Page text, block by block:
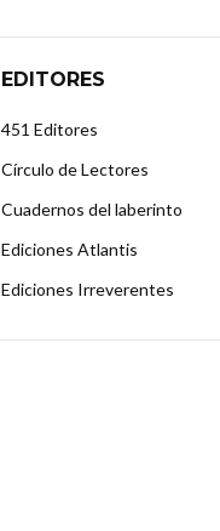
EDITORES
451 Editores
Círculo de Lectores
Cuadernos del laberinto
Ediciones Atlantis
Ediciones Irreverentes